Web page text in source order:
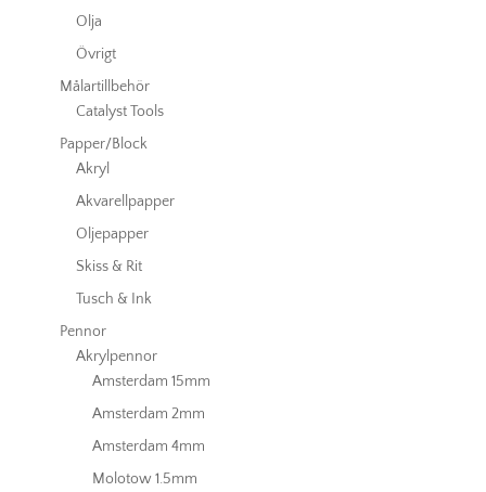
Olja
Övrigt
Målartillbehör
Catalyst Tools
Papper/Block
Akryl
Akvarellpapper
Oljepapper
Skiss & Rit
Tusch & Ink
Pennor
Akrylpennor
Amsterdam 15mm
Amsterdam 2mm
Amsterdam 4mm
Molotow 1.5mm